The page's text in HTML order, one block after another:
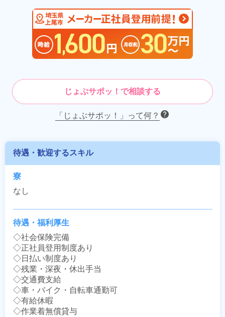
じょぶサポッ！で相談する
「じょぶサポッ！」って何？
待遇・歓迎するスキル
寮
なし
待遇・福利厚生
◇社会保険完備
◇正社員登用制度あり
◇日払い制度あり
◇残業・深夜・休出手当
◇交通費支給
◇車・バイク・自転車通勤可
◇有給休暇
◇作業着無償貸与